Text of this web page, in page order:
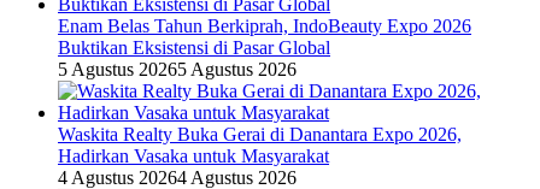
Enam Belas Tahun Berkiprah, IndoBeauty Expo 2026
Buktikan Eksistensi di Pasar Global
5 Agustus 20265 Agustus 2026
Waskita Realty Buka Gerai di Danantara Expo 2026,
Hadirkan Vasaka untuk Masyarakat
4 Agustus 20264 Agustus 2026